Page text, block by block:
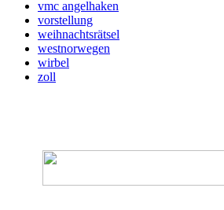
vmc angelhaken
vorstellung
weihnachtsrätsel
westnorwegen
wirbel
zoll